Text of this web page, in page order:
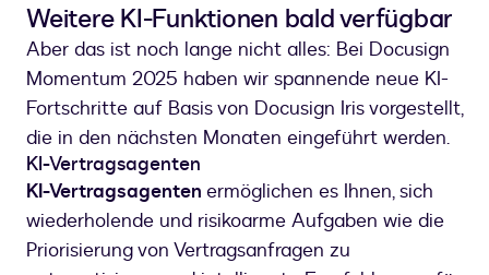
Weitere KI-Funktionen bald verfügbar
Aber das ist noch lange nicht alles: Bei Docusign
Momentum 2025 haben wir spannende neue KI-
Fortschritte auf Basis von Docusign Iris vorgestellt,
die in den nächsten Monaten eingeführt werden.
KI-Vertragsagenten
KI-Vertragsagenten ermöglichen es Ihnen, sich
wiederholende und risikoarme Aufgaben wie die
Priorisierung von Vertragsanfragen zu